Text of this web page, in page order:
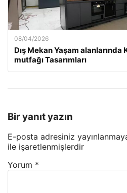
08/04/2026
Dış Mekan Yaşam alanlarında
mutfağı Tasarımları
Bir yanıt yazın
E-posta adresiniz
ile işaretlenmişlerdir
Yorum *